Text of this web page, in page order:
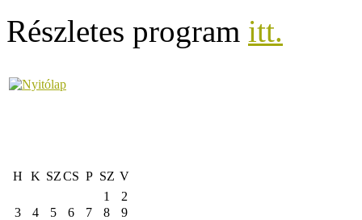
Részletes program itt.
H K SZCS P SZ V
1
2
3
4 5 6 7 8
9